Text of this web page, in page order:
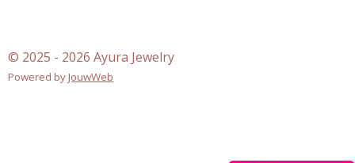
© 2025 - 2026 Ayura Jewelry
Powered byJouwWeb